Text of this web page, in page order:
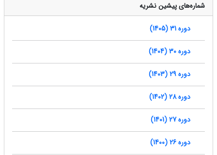
شماره‌های پیشین نشریه
دوره 31 (1405)
دوره 30 (1404)
دوره 29 (1403)
دوره 28 (1402)
دوره 27 (1401)
دوره 26 (1400)